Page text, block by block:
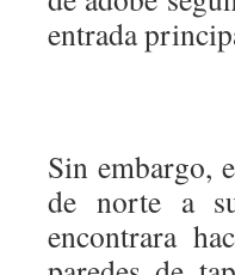
entrada
Sin embargo,
de norte a
encontrara